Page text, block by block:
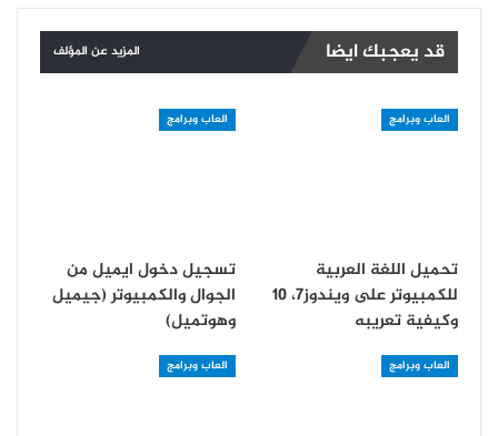
قد يعجبك ايضا المزيد عن المؤلف
العاب وبرامج
تحميل اللغة العربية
للكمبيوتر على ويندوز7، 10
وكيفية تعريبه
العاب وبرامج
تسجيل دخول ايميل من
الجوال والكمبيوتر (جيميل
وهوتميل)
العاب وبرامج العاب وبرامج